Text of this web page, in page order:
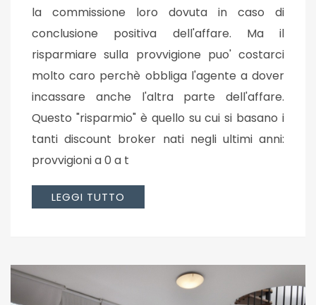
la commissione loro dovuta in caso di
conclusione positiva dell'affare. Ma il
risparmiare sulla provvigione puo' costarci
molto caro perchè obbliga l'agente a dover
incassare anche l'altra parte dell'affare.
Questo "risparmio" è quello su cui si basano i
tanti discount broker nati negli ultimi anni:
provvigioni a 0 a t
LEGGI TUTTO